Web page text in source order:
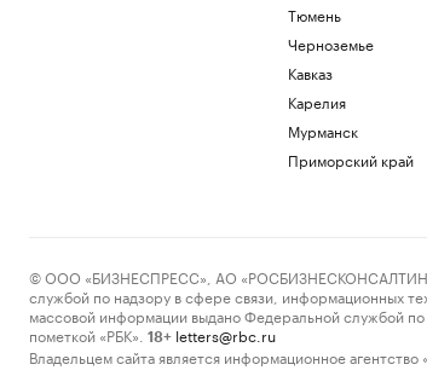
контракт с «Леганесом» на один год
Тюмень
Черноземье
Кавказ
Карелия
Мурманск
Приморский край
© ООО «БИЗНЕСПРЕСС», АО «РОСБИЗНЕСКОНСАЛТИНГ»,
службой по надзору в сфере связи, информационных
массовой информации выдано Федеральной службой
пометкой «РБК».
18+ letters@rbc.ru
Владельцем сайта является информационное агентство